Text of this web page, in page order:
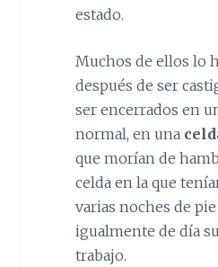
estado.
Muchos de ellos lo
después de ser
ser encerrados en
normal, en una
que morían de
celda en la que
varias noches de
igualmente de día
trabajo.